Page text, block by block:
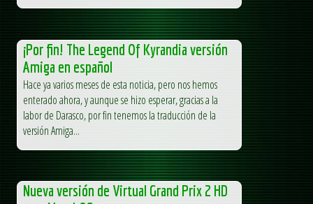
¡Por fin! The Legend Of Kyrandia versión
Amiga en español
Hace ya varios meses de esta noticia, pero nos hemos
enterado ahora, y aunque se hizo esperar, gracias a la
labor de Darasco, por fin tenemos la traducción de la
versión Amiga...
Nueva versión de Virtual Grand Prix 2 HD